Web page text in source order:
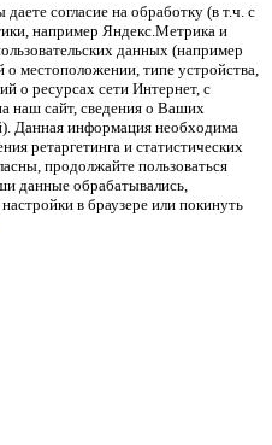
согласие на обработку (в т.ч. с
например Яндекс.Метрика и
данных (например
местоположении, типе устройства,
о ресурсах сети Интернет, с
наш сайт, сведения о Ваших
Данная информация необходима
ретаргетинга и статистических
продолжайте пользоваться
данные обрабатывались,
в браузере или покинуть